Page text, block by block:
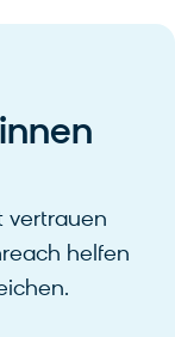
vertrauen
helfen